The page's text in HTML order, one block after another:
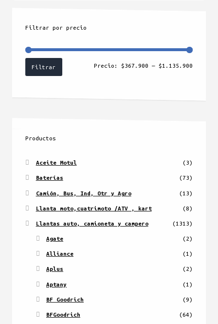
Filtrar por precio
Precio
Precio
Filtrar Precio: $367.900 — $1.135.900
Productos
Aceite Motul (3)
Baterías (73)
Camión, Bus, Ind, Otr y Agro (13)
Llanta moto,cuatrimoto /ATV , kart (8)
Llantas auto, camioneta y campero (1313)
Agate (2)
Alliance (1)
Aplus (2)
Aptany (1)
BF Goodrich (9)
BFGoodrich (64)